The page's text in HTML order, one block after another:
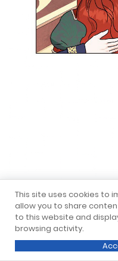
This site uses cookies to
allow you to share
to this website and
browsing activity.